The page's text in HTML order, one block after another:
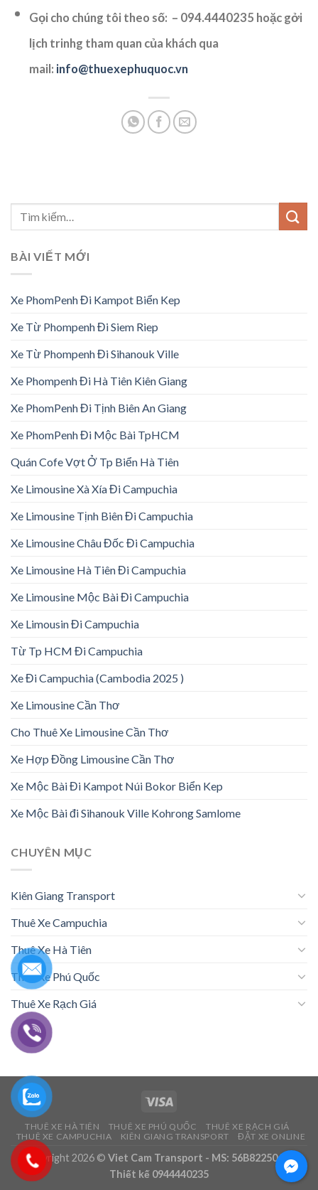
Gọi cho chúng tôi theo số: – 094.4440235 hoặc gởi
lịch trinhg tham quan của khách qua
mail: info@thuexephuquoc.vn
BÀI VIẾT MỚI
Xe PhomPenh Đi Kampot Biển Kep
Xe Từ Phompenh Đi Siem Riep
Xe Từ Phompenh Đi Sihanouk Ville
Xe Phompenh Đi Hà Tiên Kiên Giang
Xe PhomPenh Đi Tịnh Biên An Giang
Xe PhomPenh Đi Mộc Bài TpHCM
Quán Cofe Vợt Ở Tp Biển Hà Tiên
Xe Limousine Xà Xía Đi Campuchia
Xe Limousine Tịnh Biên Đi Campuchia
Xe Limousine Châu Đốc Đi Campuchia
Xe Limousine Hà Tiên Đi Campuchia
Xe Limousine Mộc Bài Đi Campuchia
Xe Limousin Đi Campuchia
Từ Tp HCM Đi Campuchia
Xe Đi Campuchia (Cambodia 2025 )
Xe Limousine Cần Thơ
Cho Thuê Xe Limousine Cần Thơ
Xe Hợp Đồng Limousine Cần Thơ
Xe Mộc Bài Đi Kampot Núi Bokor Biển Kep
Xe Mộc Bài đi Sihanouk Ville Kohrong Samlome
CHUYÊN MỤC
Kiên Giang Transport
Thuê Xe Campuchia
Thuê Xe Hà Tiên
Thuê Xe Phú Quốc
Thuê Xe Rạch Giá
THUÊ XE HÀ TIÊN THUÊ XE PHÚ QUỐC
THUÊ XE RẠCH GIÁ
THUÊ XE CAMPUCHIA
KIÊN GIANG TRANSPORT ĐẶT XE ONLINE
Copyright 2026 © Viet Cam Transport - MS: 56B8225062 -
Thiết kế 0944440235